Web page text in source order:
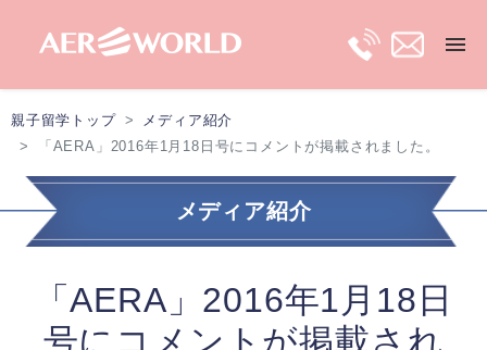
トップ
長期親子留学
保護者ビザ
親子留学トップ
メディア紹介
「AERA」2016年1月18日号にコメントが掲載されました。
メディア紹介
「AERA」2016年1月18日
号にコメントが掲載され